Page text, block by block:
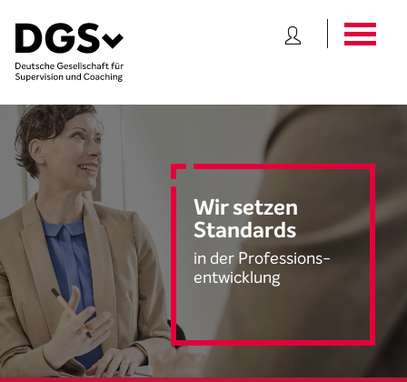
Wir setzen
Standards
in der Professions-
entwicklung